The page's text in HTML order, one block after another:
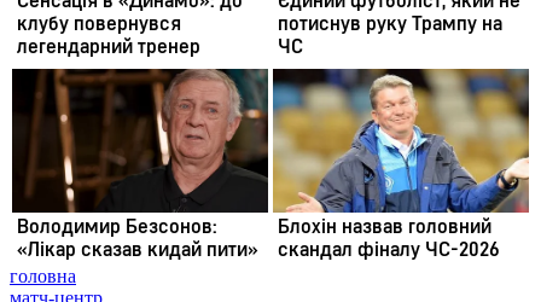
головна
матч-центр